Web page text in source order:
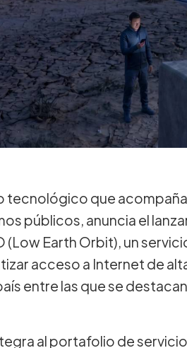
tecnológico que
públicos, anuncia el
(Low Earth Orbit), un
acceso a Internet de
entre las que se
al portafolio de